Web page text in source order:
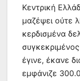
Κεντρική
μαζέψει ούτε
κερδισμένα
έγινε, έκανε
εμφάνιζε